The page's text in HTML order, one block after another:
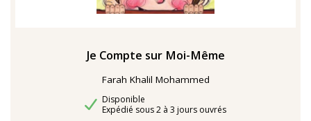
Je Compte sur Moi-Même
Farah Khalil Mohammed
Disponibilité
Disponible
Délais de livraison
Expédié sous 2 à 3 jours ouvrés